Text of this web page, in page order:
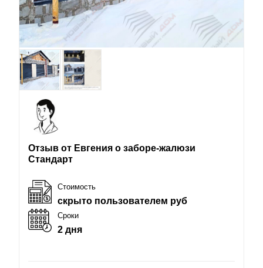
Отзыв от Евгения о заборе-жалюзи
Стандарт
Стоимость
скрыто пользователем руб
Сроки
2 дня